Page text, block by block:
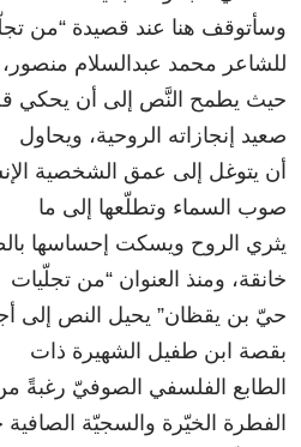
وسأتوقف هنا عند قصيدة “من
للشاعر محمد عبدالسلام منصور،
حيث يطمح النَّص إلى أن يحكي
صعيد إنجازاته الروحية، ويحاول
أن يتوغل إلى عمق الشخصية
صوب السماء وتطلّعها إلى ما
يثري الروح ويسكت إحساسها
خانقة، ومنذ العنوان “من تجلّيات
حيّ بن يقظان” يحيل النص إلى
بقصة ابن طفيل الشهيرة ذات
الطابع الفلسفي الصوفيّ رغبةً
الفطرة الخيّرة والسجيّة